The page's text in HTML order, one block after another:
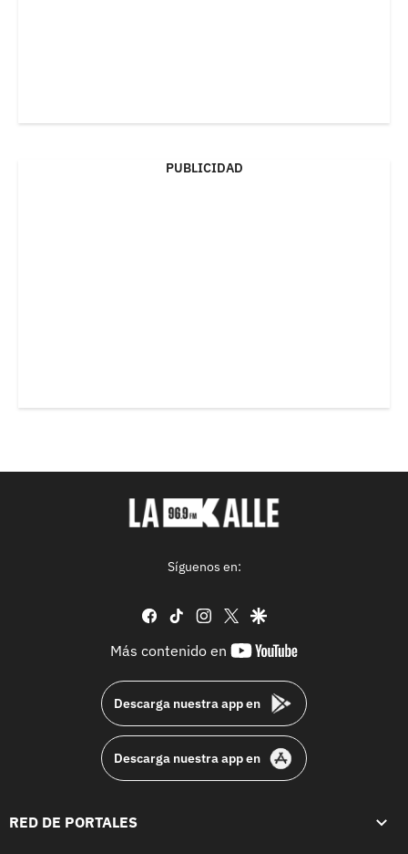
PUBLICIDAD
Síguenos en:
facebook
tiktok instagram
twittergoogle
Más contenido en
youtube-
Descarga nuestra app en
Descarga nuestra app en
RED DE PORTALES